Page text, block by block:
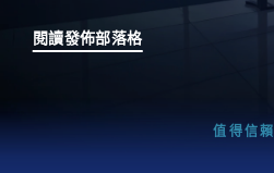
閱讀發佈部落格
值得信賴